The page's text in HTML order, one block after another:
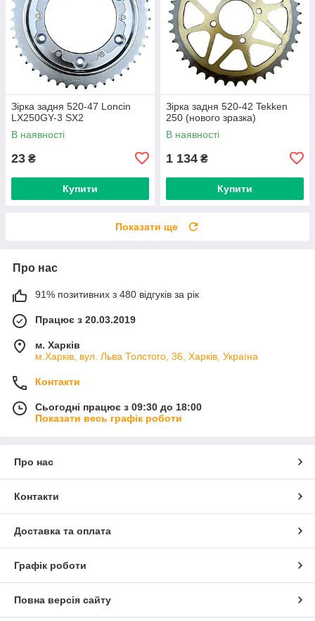
Зірка задня 520-47 Loncin
LX250GY-3 SX2
В наявності
23 ₴
Купити
Зірка задня 520-42 Tekken
250 (нового зразка)
В наявності
1 134 ₴
Купити
Показати ще
Про нас
91% позитивних з 480 відгуків за рік
Працює з 20.03.2019
м. Харків
м.Харків, вул. Льва Толстого, 36, Харків, Україна
Контакти
Сьогодні працює з 09:30 до 18:00
Показати весь графік роботи
Про нас
Контакти
Доставка та оплата
Графік роботи
Повна версія сайту